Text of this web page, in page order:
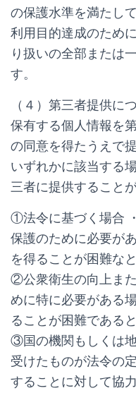
の保護水準を満たし
利用目的達成のため
り扱いの全部または
す。
（４）第三者提供に
保有する個人情報を
の同意を得たうえで
いずれかに該当する
三者に提供すること
①法令に基づく場合
保護のために必要が
を得ることが困難な
②公衆衛生の向上ま
めに特に必要がある
ることが困難である
③国の機関もしくは
受けたものが法令の
することに対して協